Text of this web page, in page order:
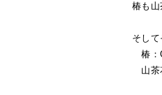
椿も山
そして
椿：
山茶